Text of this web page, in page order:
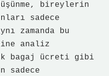
bireylerin
sadece
zamanda bu
analiz
bagaj ücreti gibi
sadece